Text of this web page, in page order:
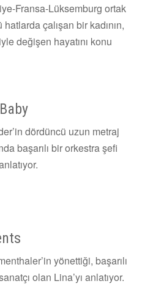
Fransa-Lüksemburg ortak
hatlarda çalışan bir kadının,
değişen hayatını konu
dördüncü uzun metraj
başarılı bir orkestra şefi
yönettiği, başarılı
olan Lina’yı anlatıyor.